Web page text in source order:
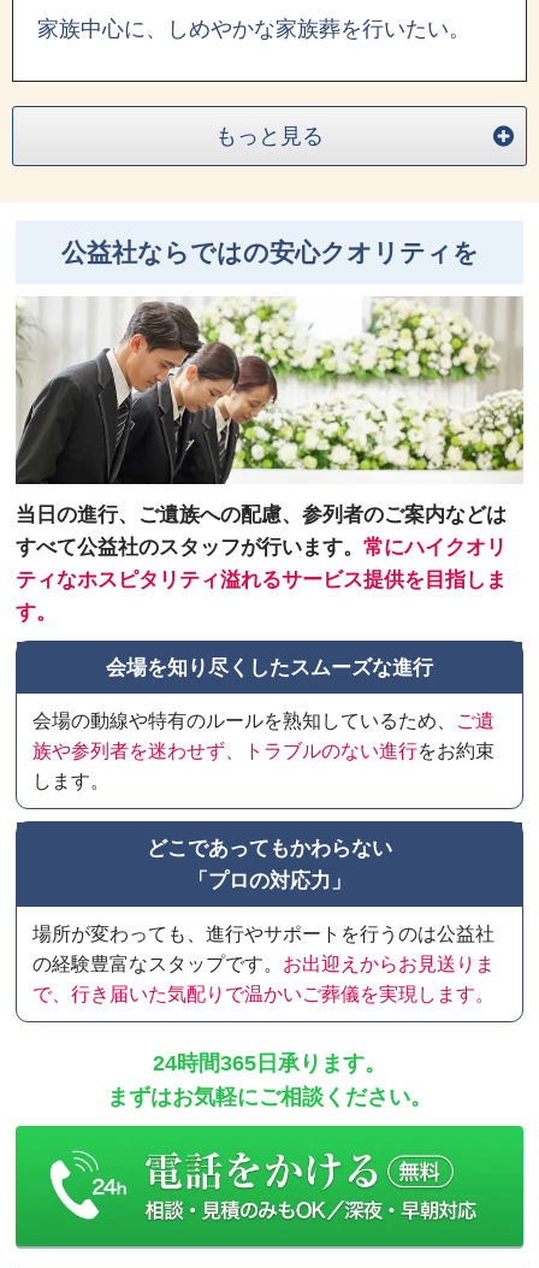
家族中心に、しめやかな家族葬を行いたい。
もっと見る
公益社ならではの安心クオリティを
当日の進行、ご遺族への配慮、参列者のご案内などは
すべて公益社のスタッフが行います。常にハイクオリ
ティなホスピタリティ溢れるサービス提供を目指しま
す。
会場を知り尽くしたスムーズな進行
会場の動線や特有のルールを熟知しているため、
ご遺
族や参列者を迷わせず、トラブルのない進行をお約束
します。
どこであってもかわらない
「プロの対応力」
場所が変わっても、進行やサポートを行うのは公益社
の経験豊富なスタップです。 お出迎えからお見送りま
で、行き届いた気配りで温かいご葬儀を実現します。
24時間365日承ります。
まずはお気軽にご相談ください。